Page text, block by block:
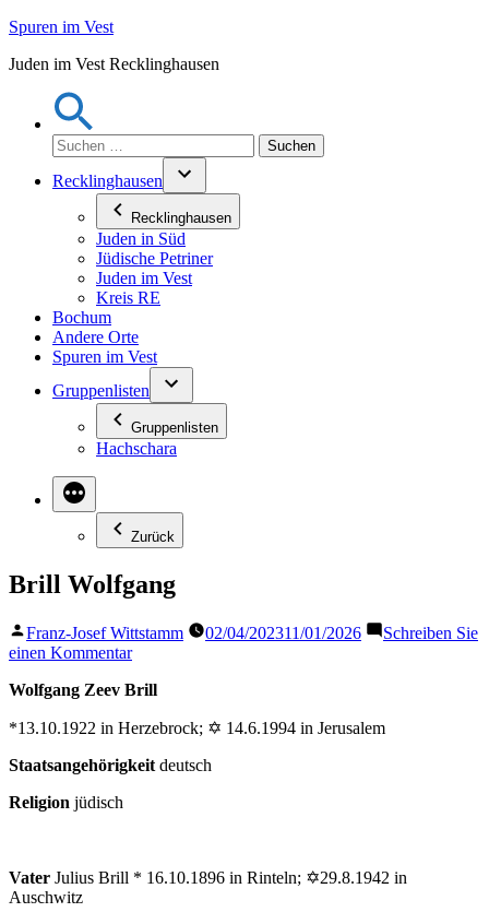
Zum
springen
Spuren im Vest
Juden im Vest Recklinghausen
Suchen
nach:
Recklinghausen
Recklinghausen
Juden in Süd
Jüdische Petriner
Juden im Vest
Kreis RE
Bochum
Andere Orte
Spuren im Vest
Gruppenlisten
Gruppenlisten
Hachschara
Zurück
Brill Wolfgang
Veröffentlicht
von
Franz-Josef Wittstamm 02/04/202311/01/2026
Schreiben Sie
einen Kommentarzu
Wolfgang
Wolfgang Zeev Brill
*13.10.1922 in Herzebrock; ✡ 14.6.1994 in Jerusalem
Staatsangehörigkeit deutsch
Religion jüdisch
Vater Julius Brill * 16.10.1896 in Rinteln; ✡29.8.1942 in
Auschwitz